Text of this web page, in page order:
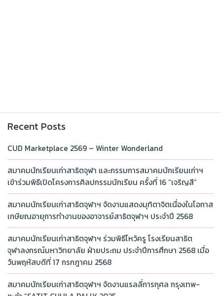
Recent Posts
CUD Marketplace 2569 – Winter Wonderland
สมาคมนักเรียนเก่าสาธิตจุฬา และกรรมการสมาคมนักเรียนเก่าฯ
เข้าร่วมพิธีเปิดโครงการศิลปกรรมนักเรียน ครั้งที่ 16 “เจริญสี”
สมาคมนักเรียนเก่าสาธิตจุฬาฯ จัดงานแสดงมุทิตาจิตเนื่องในโอกาส
เกษียณอายุการทำงานของอาจารย์สาธิตจุฬาฯ ประจำปี 2568
สมาคมนักเรียนเก่าสาธิตจุฬาฯ ร่วมพิธีไหว้ครู โรงเรียนสาธิต
จุฬาลงกรณ์มหาวิทยาลัย ฝ่ายประถม ประจำปีการศึกษา 2568 เมื่อ
วันพฤหัสบดีที่ 17 กรกฎาคม 2568
สมาคมนักเรียนเก่าสาธิตจุฬาฯ จัดงานแรลลี่การกุศล กรุงเทพ-